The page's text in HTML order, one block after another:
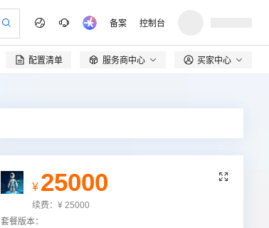
备案 控制台
配置清单  服务商中心 买家中心

¥ 25000
续费：¥ 25000
套餐版本：